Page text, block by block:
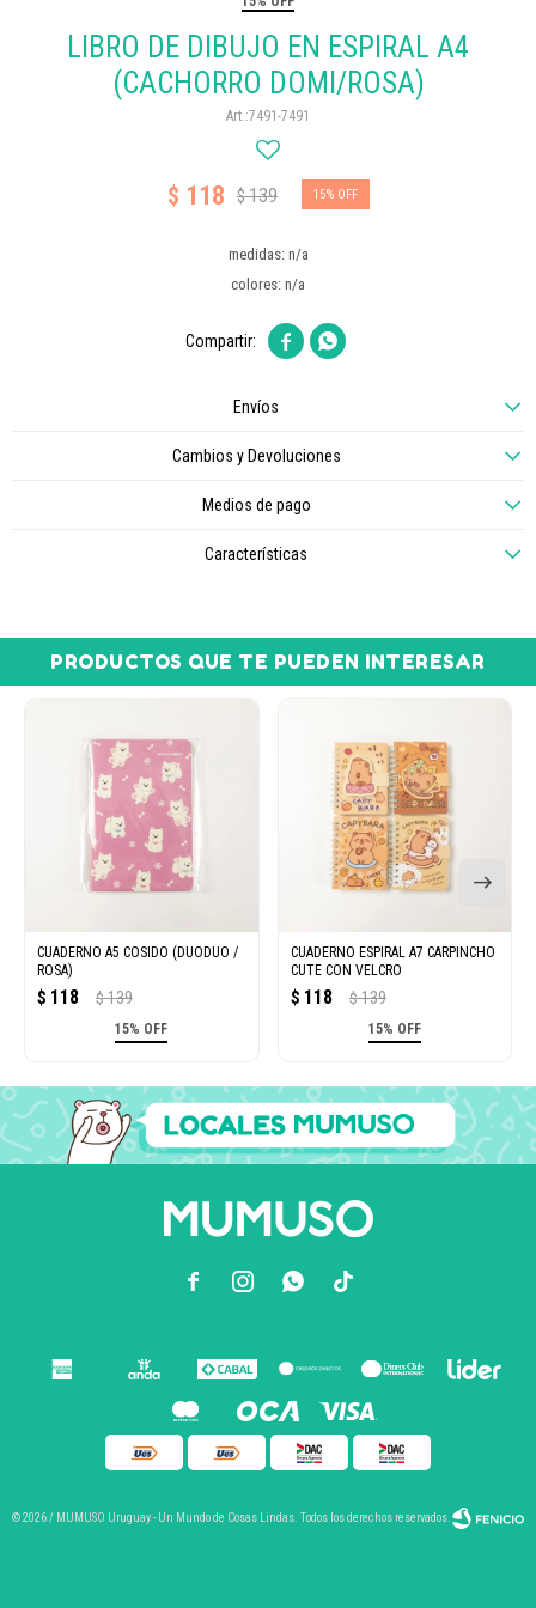
LIBRO DE DIBUJO EN ESPIRAL A4
(CACHORRO DOMI/ROSA)
7491-7491
$ 118 $139 15
medidas: n/a
colores: n/a
 
Envíos
Cambios y Devoluciones
Medios de pago
Características
PRODUCTOS QUE TE PUEDEN INTERESAR
CUADERNO A5 COSIDO (DUODUO /
ROSA)
$ 118 $ 139
15% OFF
CUADERNO ESPIRAL A7 CARPINCHO
CUTE CON VELCRO
$ 118 $ 139
15% OFF
  
© 2026 / MUMUSO Uruguay - Un Mundo de Cosas Lindas. Todos los derechos reservados.